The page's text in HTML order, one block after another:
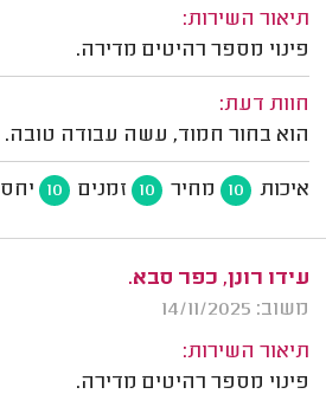
תיאור השירות:
פינוי מספר רהיטים מדירה.
חוות דעת:
הוא בחור חמוד, עשה עבודה טובה.
איכות 10 מחיר 10 זמנים 10 יחס
עידו רונן, כפר סבא.
משוב: 14/11/2025
תיאור השירות:
פינוי מספר רהיטים מדירה.